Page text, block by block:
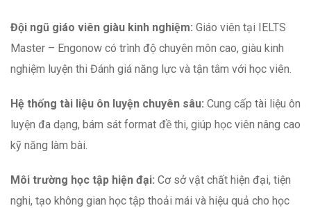
Đội ngũ giáo viên giàu kinh nghiệm: Giáo viên tại IELTS
Master – Engonow có trình độ chuyên môn cao, giàu kinh
nghiệm luyện thi Đánh giá năng lực và tận tâm với học viên.
Hệ thống tài liệu ôn luyện chuyên sâu: Cung cấp tài liệu ôn
luyện đa dạng, bám sát format đề thi, giúp học viên nâng cao
kỹ năng làm bài.
Môi trường học tập hiện đại: Cơ sở vật chất hiện đại, tiện
nghi, tạo không gian học tập thoải mái và hiệu quả cho học